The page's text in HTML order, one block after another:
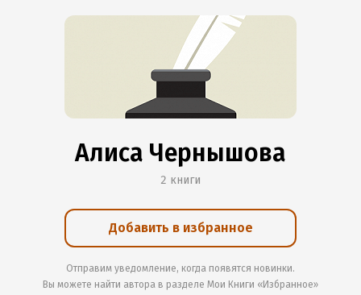
Алиса Чернышова
2 книги
Добавить в избранное
Отправим уведомление, когда появятся новинки.
Вы можете найти автора в разделе Мои Книги «Избранное»